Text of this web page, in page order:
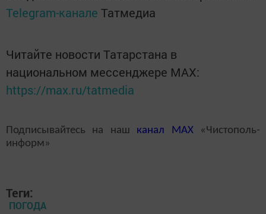
Telegram-канале Татмедиа
Читайте новости Татарстана в
национальном мессенджере MАХ:
https://max.ru/tatmedia
Подписывайтесь на наш канал MAX«Чистополь-
информ»
Теги:
ПОГОДА